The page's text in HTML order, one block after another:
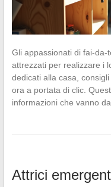
Gli appassionati di fai-
attrezzati per realizzare i
dedicati alla casa,
ora a portata di clic.
informazioni che vanno
Attrici